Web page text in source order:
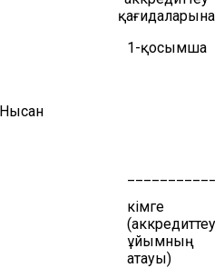
қағидаларына
1-қосымша
Нысан
кімге
ұйымның
атауы)